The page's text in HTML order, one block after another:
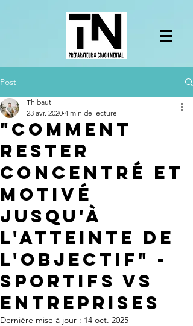
Post
"Comment
rester
concentré et
motivé
jusqu'à
l'atteinte de
l'objectif"​ -
Sportifs vs
Entreprises
Thibaut
23 avr. 2020 4 min de lecture
Dernière mise à jour : 14 oct. 2025